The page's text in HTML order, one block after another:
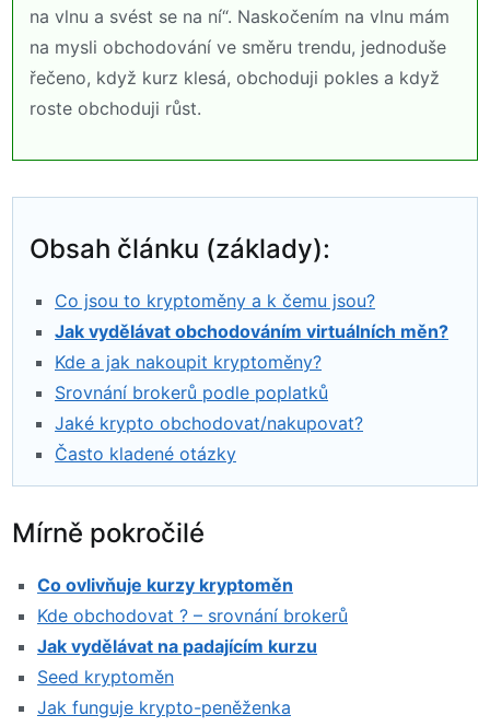
na vlnu a svést se na ní“. Naskočením na vlnu mám
na mysli obchodování ve směru trendu, jednoduše
řečeno, když kurz klesá, obchoduji pokles a když
roste obchoduji růst.
Obsah článku (základy):
Co jsou to kryptoměny a k čemu jsou?
Jak vydělávat obchodováním virtuálních měn?
Kde a jak nakoupit kryptoměny?
Srovnání brokerů podle poplatků
Jaké krypto obchodovat/nakupovat?
Často kladené otázky
Mírně pokročilé
Co ovlivňuje kurzy kryptoměn
Kde obchodovat ? – srovnání brokerů
Jak vydělávat na padajícím kurzu
Seed kryptoměn
Jak funguje krypto-peněženka